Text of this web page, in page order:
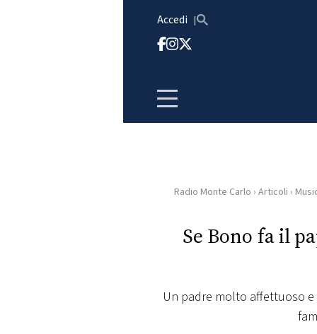
Accedi
HOME
RADIO
RADIO
Radio Monte Carlo › Articoli ›
Se Bono fa il
Un padre molto affettuoso e